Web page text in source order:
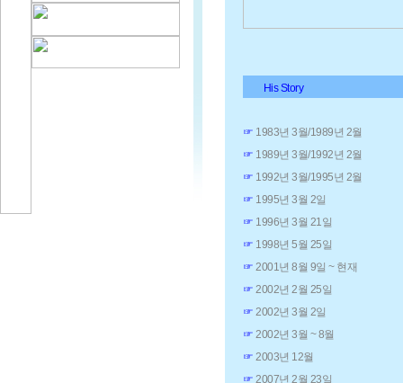
His Story
☞ 1983년 3월/1989년 2월
☞ 1989년 3월/1992년 2월
☞ 1992년 3월/1995년 2월
☞ 1995년 3월 2일
☞ 1996년 3월 21일
☞ 1998년 5월 25일
☞ 2001년 8월 9일 ~ 현재
☞ 2002년 2월 25일
☞ 2002년 3월 2일
☞ 2002년 3월 ~ 8월
☞ 2003년 12월
☞ 2007년 2월 23일